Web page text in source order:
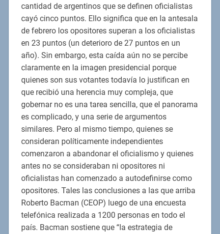
cantidad de argentinos que se definen oficialistas
cayó cinco puntos. Ello significa que en la antesala
de febrero los opositores superan a los oficialistas
en 23 puntos (un deterioro de 27 puntos en un
año). Sin embargo, esta caída aún no se percibe
claramente en la imagen presidencial porque
quienes son sus votantes todavía lo justifican en
que recibió una herencia muy compleja, que
gobernar no es una tarea sencilla, que el panorama
es complicado, y una serie de argumentos
similares. Pero al mismo tiempo, quienes se
consideran políticamente independientes
comenzaron a abandonar el oficialismo y quienes
antes no se consideraban ni opositores ni
oficialistas han comenzado a autodefinirse como
opositores. Tales las conclusiones a las que arriba
Roberto Bacman (CEOP) luego de una encuesta
telefónica realizada a 1200 personas en todo el
país. Bacman sostiene que “la estrategia de